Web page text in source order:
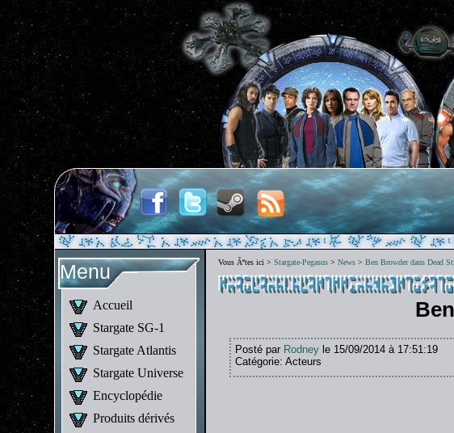
Menu
Accueil
Stargate SG-1
Stargate Atlantis
Stargate Universe
Encyclopédie
Produits dérivés
Vous Ãªtes ici >Stargate-Pegasus >News >Ben Browder dans Dead
Posté par Rodney le 15/09/2014 à 17:51:19
Catégorie: Acteurs